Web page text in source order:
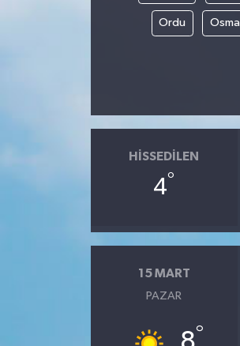
Ordu
HISSEDILEN
4°
15 MART
PAZAR
°